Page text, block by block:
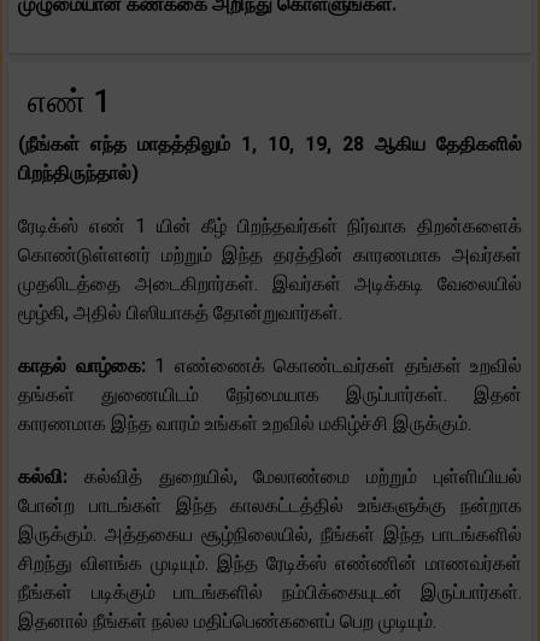
எண் 1
(நீங்கள் எந்த மாதத்திலும் 1, 10, 19, 28 ஆகிய தேதிகளில்
பிறந்திருந்தால்)
ரேடிக்ஸ் எண் 1 யின் கீழ் பிறந்தவர்கள் நிர்வாக திறன்களைக்
கொண்டுள்ளனர் மற்றும் இந்த தரத்தின் காரணமாக அவர்கள்
முதலிடத்தை அடைகிறார்கள். இவர்கள் அடிக்கடி வேலையில்
மூழ்கி, அதில் பிஸியாகத் தோன்றுவார்கள்.
காதல் வாழ்கை: 1 எண்ணைக் கொண்டவர்கள் தங்கள் உறவில்
தங்கள் துணையிடம் நேர்மையாக இருப்பார்கள். இதன்
காரணமாக இந்த வாரம் உங்கள் உறவில் மகிழ்ச்சி இருக்கும்.
கல்வி: கல்வித் துறையில், மேலாண்மை மற்றும் புள்ளியியல்
போன்ற பாடங்கள் இந்த காலகட்டத்தில் உங்களுக்கு நன்றாக
இருக்கும். அத்தகைய சூழ்நிலையில், நீங்கள் இந்த பாடங்களில்
சிறந்து விளங்க முடியும். இந்த ரேடிக்ஸ் எண்ணின் மாணவர்கள்
நீங்கள் படிக்கும் பாடங்களில் நம்பிக்கையுடன் இருப்பார்கள்.
இதனால் நீங்கள் நல்ல மதிப்பெண்களைப் பெற முடியும்.